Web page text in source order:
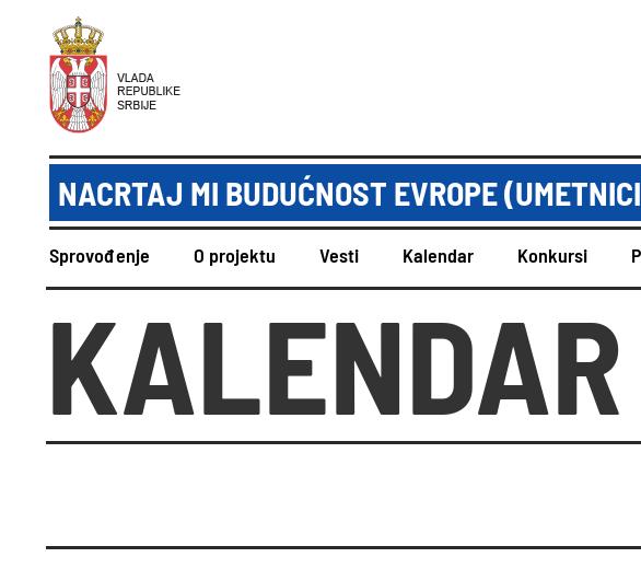
NACRTAJ MI BUDUĆNOST EVROPE
Sprovođenje O projektu Vesti Kalendar Konkursi
KALENDAR